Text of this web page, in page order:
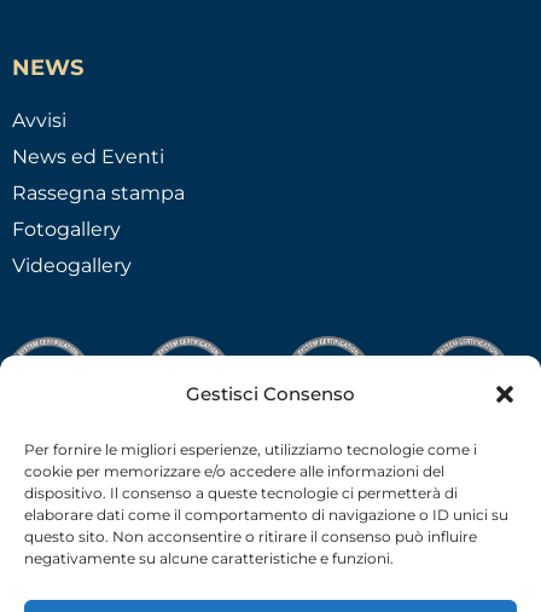
Gestisci Consenso
Per fornire le migliori esperienze, utilizziamo tecnologie come i
cookie per memorizzare e/o accedere alle informazioni del
dispositivo. Il consenso a queste tecnologie ci permetterà di
elaborare dati come il comportamento di navigazione o ID unici su
questo sito. Non acconsentire o ritirare il consenso può influire
negativamente su alcune caratteristiche e funzioni.
NEWS
Avvisi
News ed Eventi
Rassegna stampa
Fotogallery
Videogallery